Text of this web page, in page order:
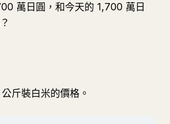
萬日圓，和今天的 1,700 萬日
斤裝白米的價格。